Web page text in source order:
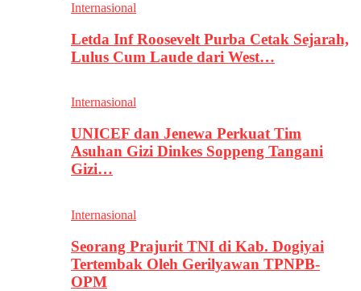
Internasional
Letda Inf Roosevelt Purba Cetak Sejarah,
Lulus Cum Laude dari West…
Internasional
UNICEF dan Jenewa Perkuat Tim
Asuhan Gizi Dinkes Soppeng Tangani
Gizi…
Internasional
Seorang Prajurit TNI di Kab. Dogiyai
Tertembak Oleh Gerilyawan TPNPB-
OPM